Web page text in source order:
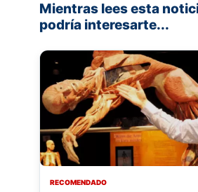
Mientras lees esta
podría interesarte...
RECOMENDADO